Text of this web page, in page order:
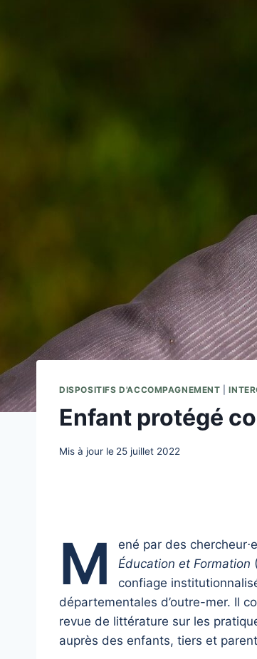
DISPOSITIFS D'ACCOMPAGNEMENT |
Enfant protégé
Mis à jour le 25 juillet 2022
M ené par des
Éducation et Formation
confiage
départementales d’outre-mer. Il
revue de littérature sur les
auprès des enfants, tiers et